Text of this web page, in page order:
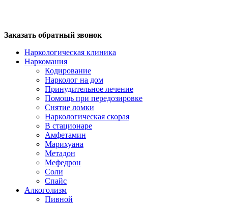
Заказать обратный звонок
Наркологическая клиника
Наркомания
Кодирование
Нарколог на дом
Принудительное лечение
Помощь при передозировке
Снятие ломки
Наркологическая скорая
В стационаре
Амфетамин
Марихуана
Метадон
Мефедрон
Соли
Спайс
Алкоголизм
Пивной